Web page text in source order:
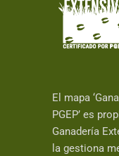
El mapa
PGEP’ es
Ganadería
la gestiona